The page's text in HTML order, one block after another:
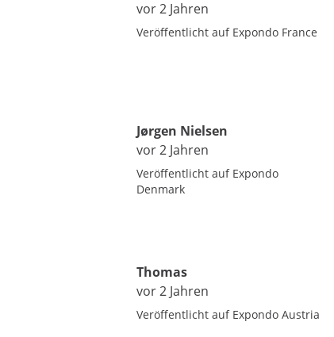
vor 2 Jahren
Veröffentlicht auf Expondo France
Jørgen Nielsen
vor 2 Jahren
Veröffentlicht auf Expondo
Denmark
Thomas
vor 2 Jahren
Veröffentlicht auf Expondo Austria